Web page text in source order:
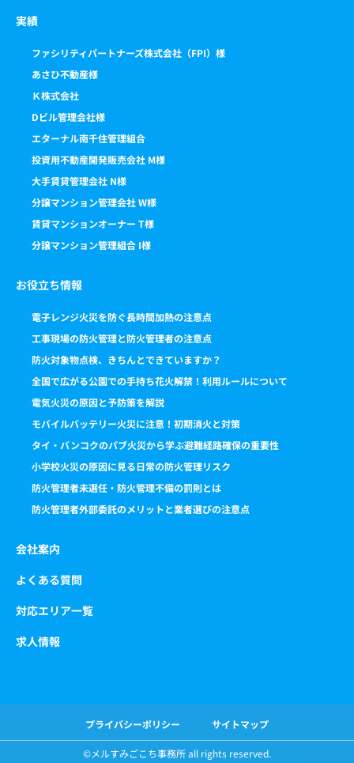
実績
ファシリティパートナーズ株式会社（FPI）様
あさひ不動産様
Ｋ株式会社
Dビル管理会社様
エターナル南千住管理組合
投資用不動産開発販売会社 M様
大手賃貸管理会社 N様
分譲マンション管理会社 W様
賃貸マンションオーナー T様
分譲マンション管理組合 I様
お役立ち情報
電子レンジ火災を防ぐ長時間加熱の注意点
工事現場の防火管理と防火管理者の注意点
防火対象物点検、きちんとできていますか？
全国で広がる公園での手持ち花火解禁！利用ルールについて
電気火災の原因と予防策を解説
モバイルバッテリー火災に注意！初期消火と対策
タイ・バンコクのパブ火災から学ぶ避難経路確保の重要性
小学校火災の原因に見る日常の防火管理リスク
防火管理者未選任・防火管理不備の罰則とは
防火管理者外部委託のメリットと業者選びの注意点
会社案内
よくある質問
対応エリア一覧
求人情報
プライバシーポリシー サイトマップ
©️メルすみごこち事務所 all rights reserved.